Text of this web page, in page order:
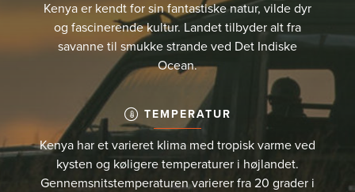
Kenya er kendt for sin fantastiske natur, vilde dyr
og fascinerende kultur. Landet tilbyder alt fra
savanne til smukke strande ved Det Indiske
Ocean.
TEMPERATUR
Kenya har et varieret klima med tropisk varme ved
kysten og køligere temperaturer i højlandet.
Gennemsnitstemperaturen varierer fra 20 grader i